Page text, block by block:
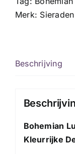
Merk: Sieraden
Beschrijving
Bohemian
Kleurrijke